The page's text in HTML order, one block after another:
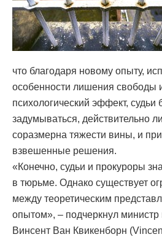
что благодаря новому опыту,
особенности лишения свободы
психологический эффект, судьи
задумываться, действительно
соразмерна тяжести вины, и
взвешенные решения.
«Конечно, судьи и прокуроры
в тюрьме. Однако существует
между теоретическим
опытом», – подчеркнул министр
Винсент Ван Квикенборн